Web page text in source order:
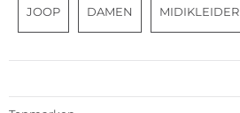
JOOP DAMEN MIDIKLEIDER